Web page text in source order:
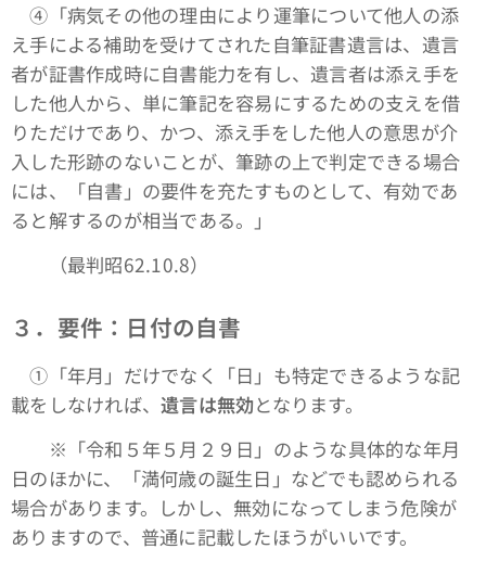
④「病気その他の理由により運筆について他人の添
え手による補助を受けてされた自筆証書遺言は、遺言
者が証書作成時に自書能力を有し、遺言者は添え手を
した他人から、単に筆記を容易にするための支えを借
りただけであり、かつ、添え手をした他人の意思が介
入した形跡のないことが、筆跡の上で判定できる場合
には、「自書」の要件を充たすものとして、有効であ
ると解するのが相当である。」
（最判昭62.10.8）
３．要件：日付の自書
①「年月」だけでなく「日」も特定できるような記
載をしなければ、遺言は無効となります。
※「令和５年５月２９日」のような具体的な年月
日のほかに、「満何歳の誕生日」などでも認められる
場合があります。しかし、無効になってしまう危険が
ありますので、普通に記載したほうがいいです。